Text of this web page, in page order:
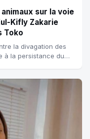
sur la voie
Kifly Zakarie
Toko
la divagation des
à la persistance du